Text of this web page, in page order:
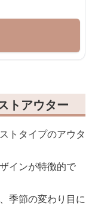
トアウター
トタイプのアウタ
インが特徴的で
季節の変わり目に